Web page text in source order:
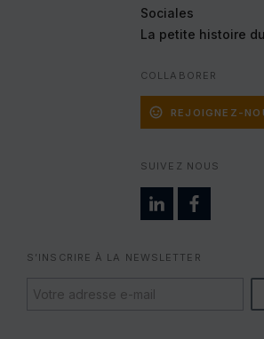
Sociales
La petite histoire
COLLABORER
REJOIGNEZ-
SUIVEZ NOUS
S’INSCRIRE À LA NEWSLETTER
ADRESSE